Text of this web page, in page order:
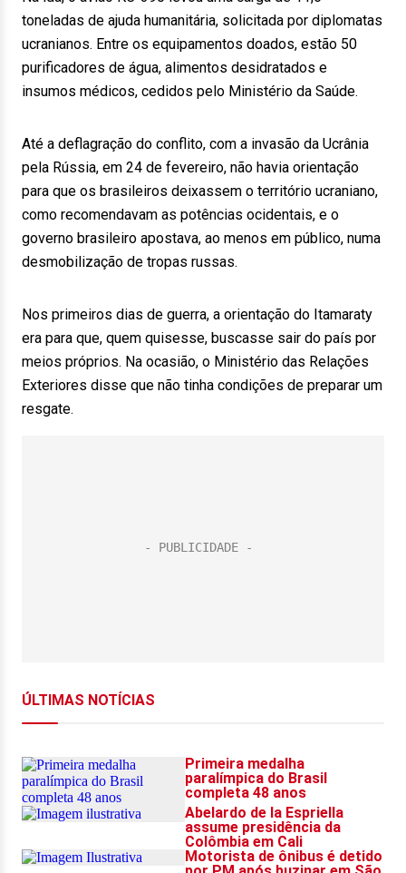
toneladas de ajuda humanitária, solicitada por diplomatas
ucranianos. Entre os equipamentos doados, estão 50
purificadores de água, alimentos desidratados e
insumos médicos, cedidos pelo Ministério da Saúde.
Até a deflagração do conflito, com a invasão da Ucrânia
pela Rússia, em 24 de fevereiro, não havia orientação
para que os brasileiros deixassem o território ucraniano,
como recomendavam as potências ocidentais, e o
governo brasileiro apostava, ao menos em público, numa
desmobilização de tropas russas.
Nos primeiros dias de guerra, a orientação do Itamaraty
era para que, quem quisesse, buscasse sair do país por
meios próprios. Na ocasião, o Ministério das Relações
Exteriores disse que não tinha condições de preparar um
resgate.